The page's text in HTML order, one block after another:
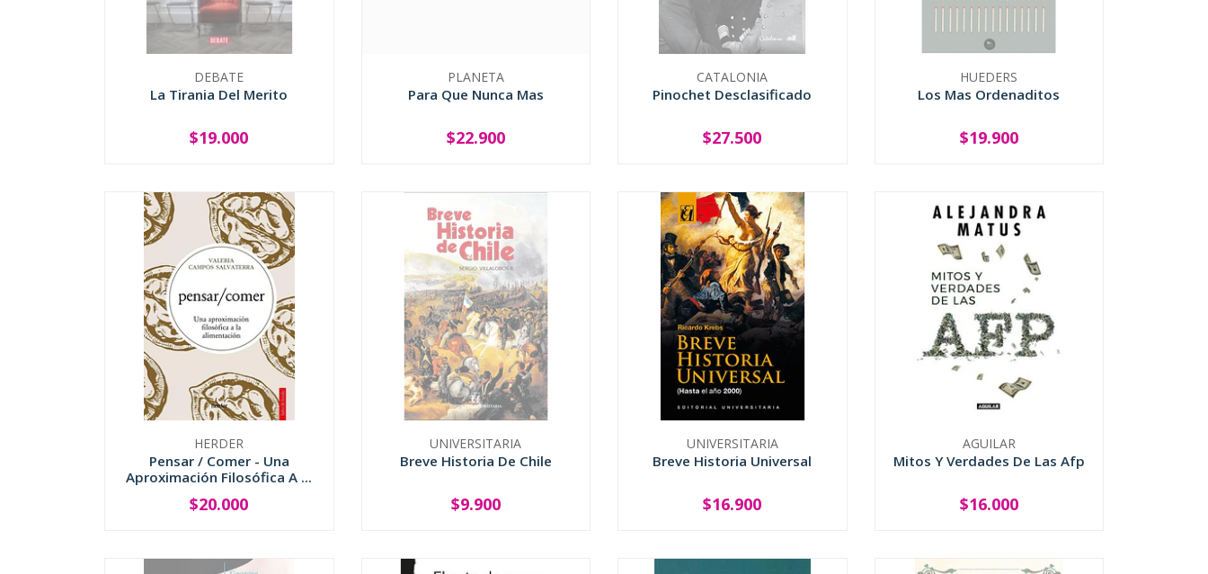
DEBATE
La Tirania Del Merito
SOLD OUT
$19.000
PLANETA
Para Que Nunca Mas
SOLD OUT
$22.900
CATALONIA
Pinochet Desclasificado
SOLD OUT
$27.500
HUEDERS
Los Mas Ordenaditos
SOLD OUT
$19.900
HERDER
Pensar / Comer - Una
Aproximación Filosófica A ...
+
$20.000
UNIVERSITARIA
Breve Historia De Chile
SOLD OUT
$9.900
UNIVERSITARIA
Breve Historia Universal
+
$16.900
AGUILAR
Mitos Y Verdades De Las Afp
+
$16.000